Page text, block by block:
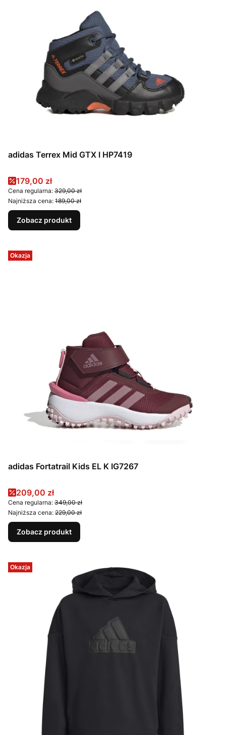
adidas Terrex Mid GTX I HP7419
Cena promocyjna
179,00 zł
Cena regularna: 329,00 zł
Najniższa cena: 189,00 zł
Zobacz produkt
Okazja
adidas Fortatrail Kids EL K IG7267
Cena promocyjna
209,00 zł
Cena regularna: 349,00 zł
Najniższa cena: 229,00 zł
Zobacz produkt
Okazja